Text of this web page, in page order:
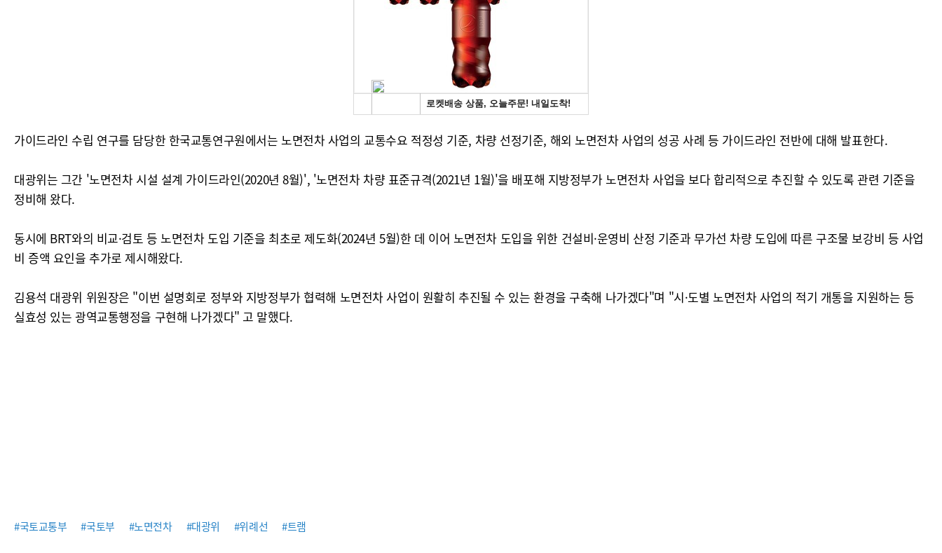
가이드라인 수립 연구를 담당한 한국교통연구원에서는 노면전차 사업의 교통수요 적정성 기준, 차량 선정기준, 해외 노면전차 사업의 성공 사례 등 가이드라인 전반에 대해 발표한다.
대광위는 그간 '노면전차 시설 설계 가이드라인(2020년 8월)', '노면전차 차량 표준규격(2021년 1월)'을 배포해 지방정부가 노면전차 사업을 보다 합리적으로 추진할 수 있도록 관련 기준을
정비해 왔다.
동시에 BRT와의 비교·검토 등 노면전차 도입 기준을 최초로 제도화(2024년 5월)한 데 이어 노면전차 도입을 위한 건설비·운영비 산정 기준과 무가선 차량 도입에 따른 구조물 보강비 등 사업
비 증액 요인을 추가로 제시해왔다.
김용석 대광위 위원장은 "이번 설명회로 정부와 지방정부가 협력해 노면전차 사업이 원활히 추진될 수 있는 환경을 구축해 나가겠다"며 "시·도별 노면전차 사업의 적기 개통을 지원하는 등
실효성 있는 광역교통행정을 구현해 나가겠다" 고 말했다.
#국토교통부 #국토부 #노면전차 #대광위 #위례선 #트램